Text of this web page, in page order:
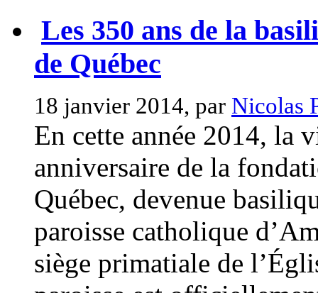
Les 350 ans de la
de Québec
18 janvier 2014, par Nicolas
En cette année 2014, la
anniversaire de la
Québec, devenue
paroisse catholique
siège primatiale de